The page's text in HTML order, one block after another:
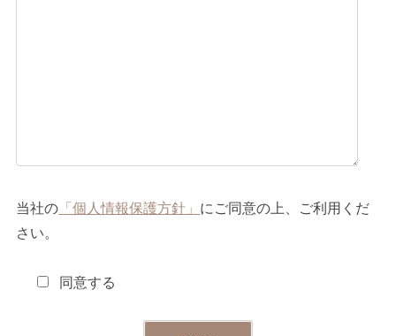
当社の 「個人情報保護方針」 にご同意の上、ご利用くだ
さい。
同意する